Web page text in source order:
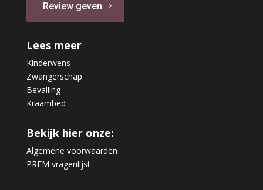
Review geven
Lees meer
Kinderwens
Zwangerschap
Bevalling
Kraambed
Bekijk hier onze:
Algemene voorwaarden
PREM vragenlijst